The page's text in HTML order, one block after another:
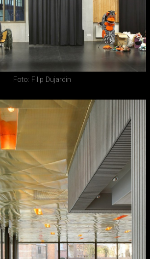
Foto: Filip Dujardin